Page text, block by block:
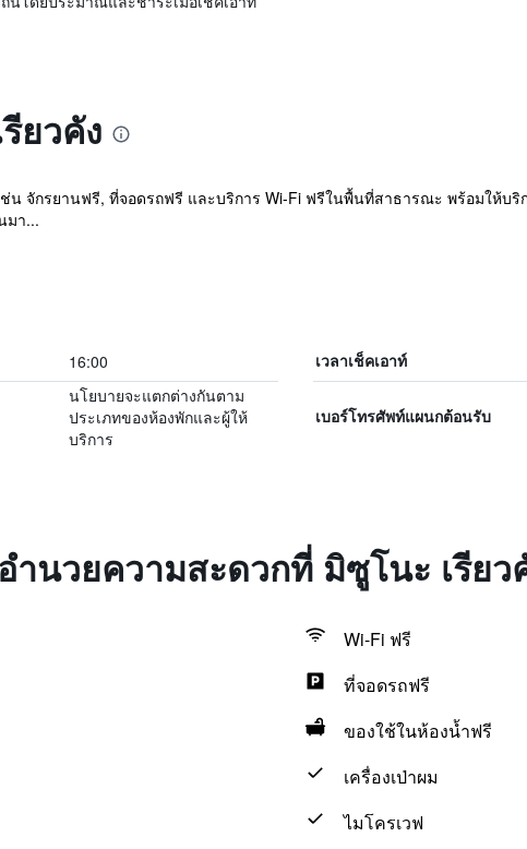
ยวคัง
น จักรยานฟรี, ที่จอดรถฟรี และบริการ Wi-Fi ฟรีในพื้นที่สาธารณะ พร้อมให้บริ
มา...
16:00 เวลาเช็คเอาท์
นโยบายจะแตกต่างกันตาม
ประเภทของห้องพักและผู้ให้
บริการ
เบอร์โทรศัพท์แผนกต้อนรับ
ำนวยความสะดวกที่ มิซูโนะ เรียว
Wi-Fi ฟรี
ที่จอดรถฟรี
ของใช้ในห้องน้ำฟรี
เครื่องเป่าผม
ไมโครเวฟ